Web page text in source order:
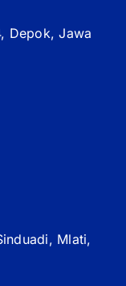
Depok, Jawa
Mlati,